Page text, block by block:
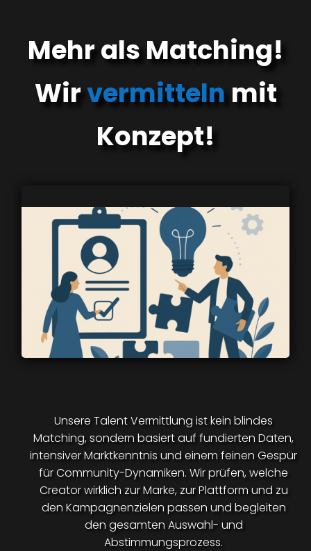
Mehr als Matching!
Wirvermitteln mit
Konzept!
Unsere Talent Vermittlung ist kein blindes
Matching, sondern basiert auf fundierten Daten,
intensiver Marktkenntnis und einem feinen Gespür
für Community-Dynamiken. Wir prüfen, welche
Creator wirklich zur Marke, zur Plattform und zu
den Kampagnenzielen passen und begleiten
den gesamten Auswahl- und
Abstimmungsprozess.